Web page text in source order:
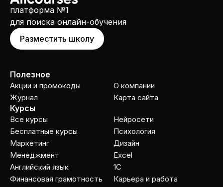
платформа №1
для поиска онлайн-обучения
Разместить школу
Полезное
Акции и промокоды
Журнал
О компании
Карта сайта
Курсы
Все курсы
Бесплатные курсы
Маркетинг
Менеджмент
Английский язык
Финансовая грамотность
Нейросети
Психология
Дизайн
Excel
1C
Карьера и работа